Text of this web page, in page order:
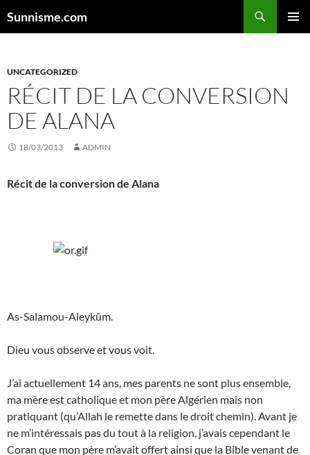
auSunnisme.com
UNCATEGORIZED
RÉCIT DE LA CONVERSION
DE ALANA
18/03/2013 ADMIN
Récit de la conversion de Alana
As-Salamou-Aleykûm.
Dieu vous observe et vous voit.
J’ai actuellement 14 ans, mes parents ne sont plus ensemble,
ma mère est catholique et mon père Algérien mais non
pratiquant (qu’Allah le remette dans le droit chemin). Avant je
ne m’intéressais pas du tout à la religion, j’avais cependant le
Coran que mon père m’avait offert ainsi que la Bible venant de